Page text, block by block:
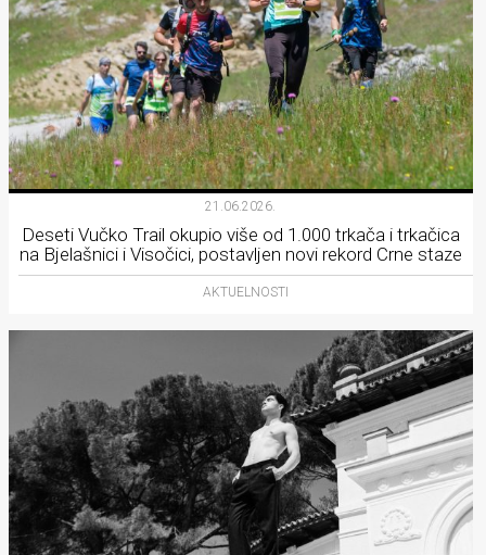
21.06.2026.
Deseti Vučko Trail okupio više od 1.000 trkača i trkačica
na Bjelašnici i Visočici, postavljen novi rekord Crne staze
AKTUELNOSTI